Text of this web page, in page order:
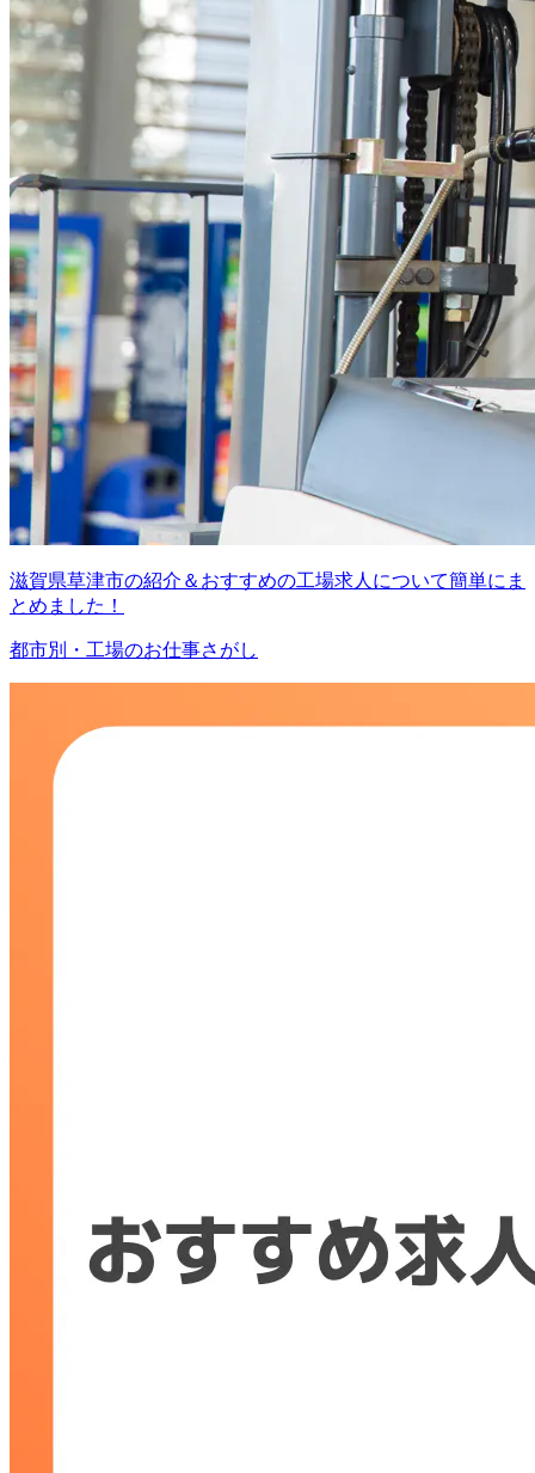
滋賀県草津市の紹介＆おすすめの工場求人について簡単にま
とめました！
都市別・工場のお仕事さがし